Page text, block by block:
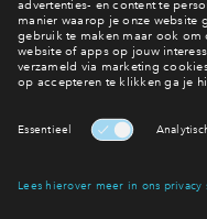
Architect